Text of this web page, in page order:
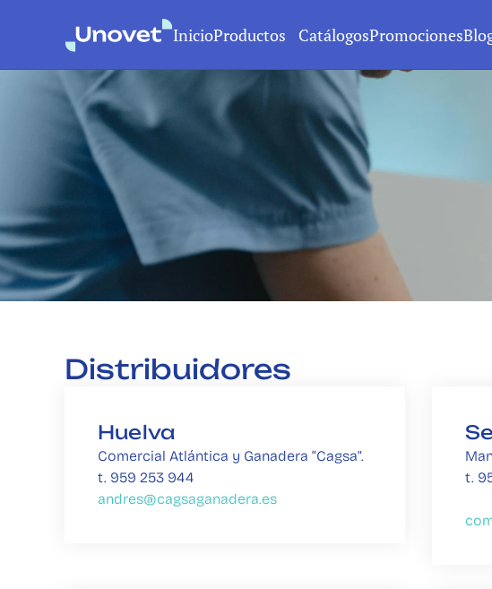
InicioProductos CatálogosPromociones
Distribuidores
Huelva
Comercial Atlántica y Ganadera “Cagsa”.
t. 959 253 944
andres@cagsaganadera.es
t.